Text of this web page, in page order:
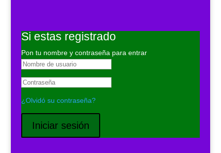
Si estas registrado
Pon tu nombre y contraseña para entrar
¿Olvidó su contraseña?
Iniciar sesión